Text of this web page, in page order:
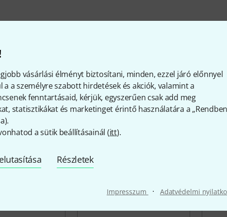
vásárlási élményt biztosítani, minden, ezzel járó előnnyel
a személyre szabott hirdetések és akciók, valamint a
fenntartásaid, kérjük, egyszerűen csak add meg
statisztikákat és marketinget érintő használatára a
).
a sütik beállításainál (itt).
Részletek
Impresszum · Adatvédelmi